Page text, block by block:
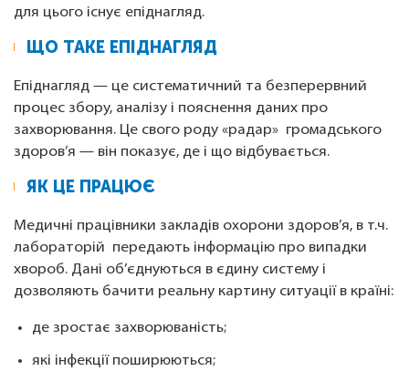
для цього існує епіднагляд.
ЩО ТАКЕ ЕПІДНАГЛЯД
Епіднагляд — це систематичний та безперервний
процес збору, аналізу і пояснення даних про
захворювання. Це свого роду «радар» громадського
здоров’я — він показує, де і що відбувається.
ЯК ЦЕ ПРАЦЮЄ
Медичні працівники закладів охорони здоров’я, в т.ч.
лабораторій передають інформацію про випадки
хвороб. Дані об’єднуються в єдину систему і
дозволяють бачити реальну картину ситуації в країні:
де зростає захворюваність;
які інфекції поширюються;